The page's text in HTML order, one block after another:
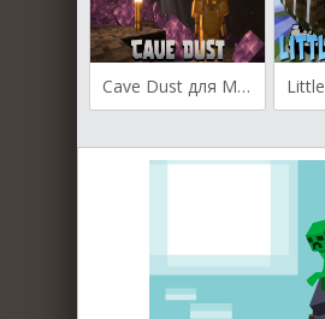
Cave Dust для Майнкрафт [1.20.4, 1.20.2, 1.20.1]